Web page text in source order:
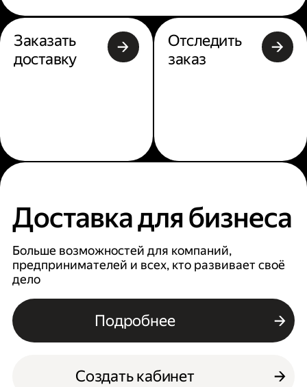
Заказать
доставку
Отследить
заказ
Доставка для бизнеса
Больше возможностей для компаний,
предпринимателей и всех, кто развивает своё
дело
Подробнее
Создать кабинет